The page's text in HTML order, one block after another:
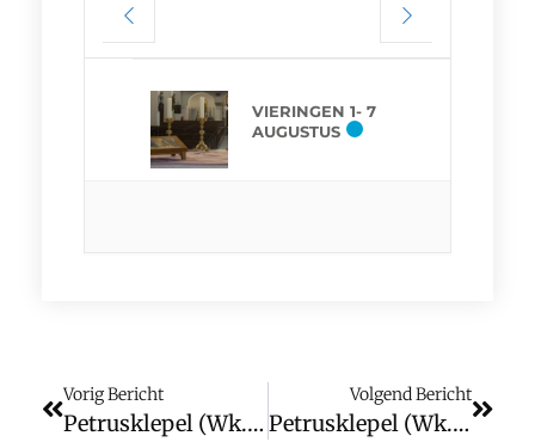
VIERINGEN 1- 7
AUGUSTUS
Vorig Bericht
Petrusklepel (wk. 13)
Volgend Bericht
Petrusklepel (wk. 14)